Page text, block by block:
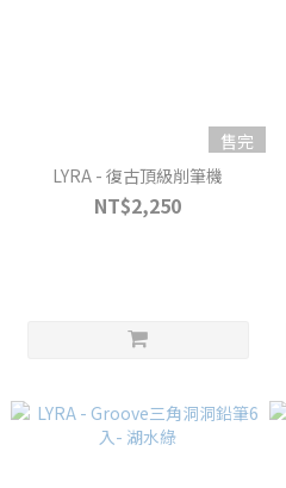
售完
LYRA - 復古頂級削筆機
NT$2,250